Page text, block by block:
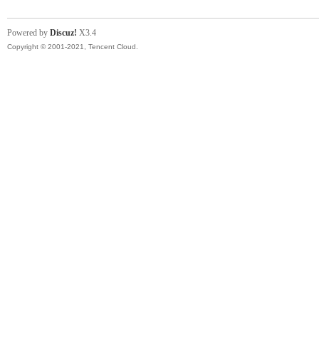
Powered by Discuz! X3.4
Copyright © 2001-2021, Tencent Cloud.